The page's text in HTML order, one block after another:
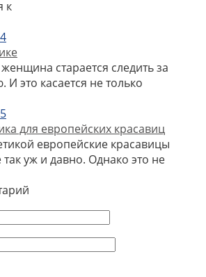
к
старается следить за
это касается не только
для европейских красавиц
европейские красавицы
уж и давно. Однако это не